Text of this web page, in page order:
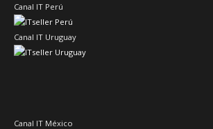
Canal IT Perú
Canal IT Uruguay
Canal IT México